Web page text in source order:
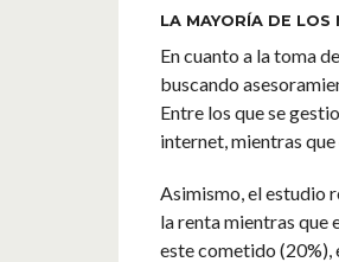
LA MAYORÍA DE LOS
En cuanto a la toma
buscando
Entre los que se
internet, mientras
Asimismo, el estudio
la renta mientras que
este cometido (20%),